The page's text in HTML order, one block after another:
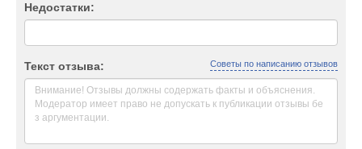
Недостатки:
Текст отзыва: Советы по написанию отзывов